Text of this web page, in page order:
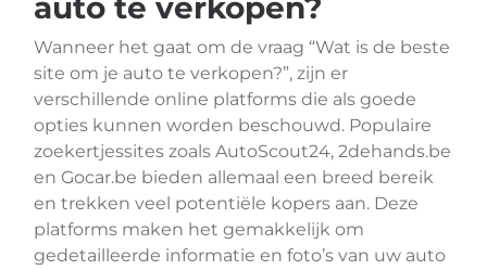
auto te verkopen?
Wanneer het gaat om de vraag “Wat is de beste
site om je auto te verkopen?”, zijn er
verschillende online platforms die als goede
opties kunnen worden beschouwd. Populaire
zoekertjessites zoals AutoScout24, 2dehands.be
en Gocar.be bieden allemaal een breed bereik
en trekken veel potentiële kopers aan. Deze
platforms maken het gemakkelijk om
gedetailleerde informatie en foto’s van uw auto